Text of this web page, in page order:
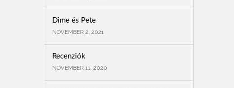
Dime és Pete
NOVEMBER 2, 2021
Recenziók
NOVEMBER 11, 2020